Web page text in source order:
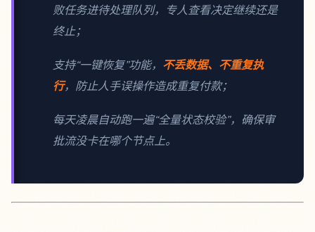
败任务进待处理队列，专人查看决定继续还是
终止；
支持“一键恢复”功能， 不丢数据、不重复执
行，防止人手误操作造成重复付款；
每天凌晨自动跑一遍“全量状态校验”，确保审
批流没卡在哪个节点上。